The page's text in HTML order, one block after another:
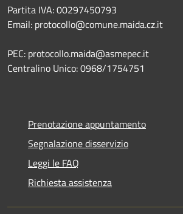
Partita IVA: 00297450793
Email: protocollo@comune.maida.cz.it
PEC: protocollo.maida@asmepec.it
Centralino Unico: 0968/1754751
Prenotazione appuntamento
Segnalazione disservizio
Leggi le FAQ
Richiesta assistenza